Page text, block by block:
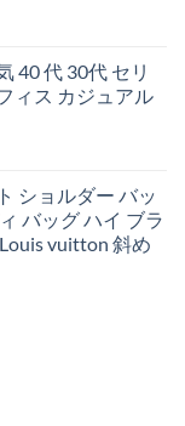
40 代 30代 セリ
ィス カジュアル
ショルダー バッ
バッグ ハイ ブラ
vuitton 斜め